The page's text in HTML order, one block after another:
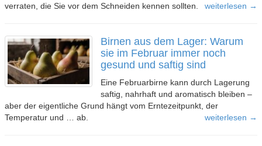
verraten, die Sie vor dem Schneiden kennen sollten.
weiterlesen →
Birnen aus dem Lager: Warum
sie im Februar immer noch
gesund und saftig sind
Eine Februarbirne kann durch Lagerung
saftig, nahrhaft und aromatisch bleiben –
aber der eigentliche Grund hängt vom Erntezeitpunkt, der
Temperatur und … ab.
weiterlesen →